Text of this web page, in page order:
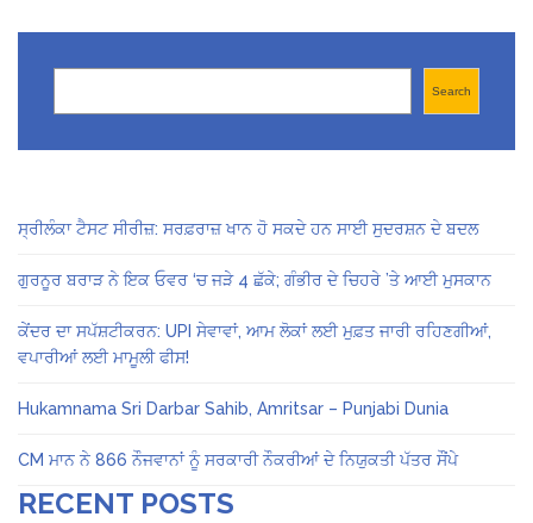
Search
ਸ੍ਰੀਲੰਕਾ ਟੈਸਟ ਸੀਰੀਜ਼: ਸਰਫ਼ਰਾਜ਼ ਖਾਨ ਹੋ ਸਕਦੇ ਹਨ ਸਾਈ ਸੁਦਰਸ਼ਨ ਦੇ ਬਦਲ
ਗੁਰਨੂਰ ਬਰਾੜ ਨੇ ਇਕ ਓਵਰ ‘ਚ ਜੜੇ 4 ਛੱਕੇ; ਗੰਭੀਰ ਦੇ ਚਿਹਰੇ ’ਤੇ ਆਈ ਮੁਸਕਾਨ
ਕੇਂਦਰ ਦਾ ਸਪੱਸ਼ਟੀਕਰਨ: UPI ਸੇਵਾਵਾਂ, ਆਮ ਲੋਕਾਂ ਲਈ ਮੁਫ਼ਤ ਜਾਰੀ ਰਹਿਣਗੀਆਂ,
ਵਪਾਰੀਆਂ ਲਈ ਮਾਮੂਲੀ ਫੀਸ!
Hukamnama Sri Darbar Sahib, Amritsar – Punjabi Dunia
CM ਮਾਨ ਨੇ 866 ਨੌਜਵਾਨਾਂ ਨੂੰ ਸਰਕਾਰੀ ਨੌਕਰੀਆਂ ਦੇ ਨਿਯੁਕਤੀ ਪੱਤਰ ਸੌਂਪੇ
RECENT POSTS